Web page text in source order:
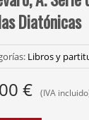
Diatónicas
Libros y
€ (IVA